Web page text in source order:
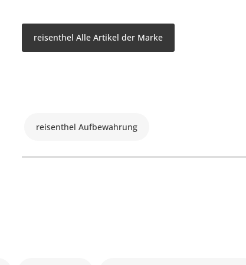
reisenthel Alle Artikel der Marke
reisenthel Aufbewahrung